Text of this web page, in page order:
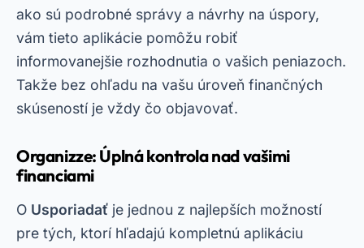
ako sú podrobné správy a návrhy na úspory,
vám tieto aplikácie pomôžu robiť
informovanejšie rozhodnutia o vašich peniazoch.
Takže bez ohľadu na vašu úroveň finančných
skúseností je vždy čo objavovať.
Organizze: Úplná kontrola nad vašimi
financiami
O Usporiadať je jednou z najlepších možností
pre tých, ktorí hľadajú kompletnú aplikáciu